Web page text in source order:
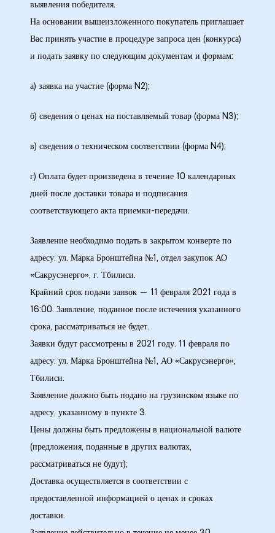
выявления победителя.
На основании вышеизложенного покупатель приглашает
Вас принять участие в процедуре запроса цен (конкурса)
и подать заявку по следующим документам и формам:
а) заявка на участие (форма N2);
б) сведения о ценах на поставляемый товар (форма N3);
в) сведения о техническом соответствии (форма N4);
г) Оплата будет произведена в течение 10 календарных
дней после доставки товара и подписания
соответствующего акта приемки-передачи.
Заявление необходимо подать в закрытом конверте по
адресу: ул. Марка Бронштейна №1, отдел закупок АО
«Сакрусэнерго», г. Тбилиси.
Крайний срок подачи заявок — 11 февраля 2021 года в
16:00. Заявление, поданное после истечения указанного
срока, рассматриваться не будет.
Заявки будут рассмотрены в 2021 году. 11 февраля по
адресу: ул. Марка Бронштейна №1, АО «Сакрусэнерго»,
Тбилиси.
Заявление должно быть подано на грузинском языке по
адресу, указанному в пункте 3.
Цены должны быть предложены в национальной валюте
(предложения, поданные в других валютах,
рассматриваться не будут);
Доставка осуществляется в соответствии с
предоставленной информацией о ценах и сроках
доставки.